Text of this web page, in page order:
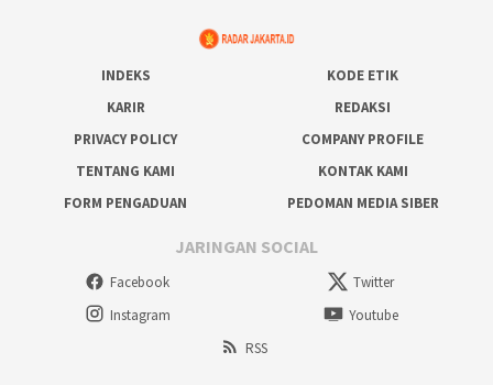
INDEKS
KODE ETIK
KARIR
REDAKSI
PRIVACY POLICY
COMPANY PROFILE
TENTANG KAMI
KONTAK KAMI
FORM PENGADUAN
PEDOMAN MEDIA SIBER
JARINGAN SOCIAL
Facebook
Twitter
Instagram
Youtube
RSS